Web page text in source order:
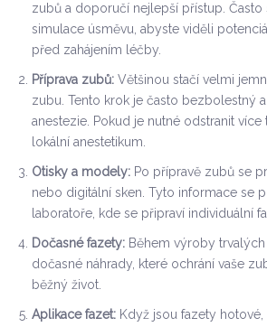
zubů a doporučí nejlepší přístup. Často
simulace úsměvu, abyste viděli
před zahájením léčby.
Příprava zubů: Většinou stačí velmi
zubu. Tento krok je často bezbolestný
anestezie. Pokud je nutné odstranit více
lokální anestetikum.
Otisky a modely: Po přípravě zubů se
nebo digitální sken. Tyto informace se
laboratoře, kde se připraví individuální
Dočasné fazety: Během výroby
dočasné náhrady, které ochrání vaše
běžný život.
Aplikace fazet: Když jsou fazety